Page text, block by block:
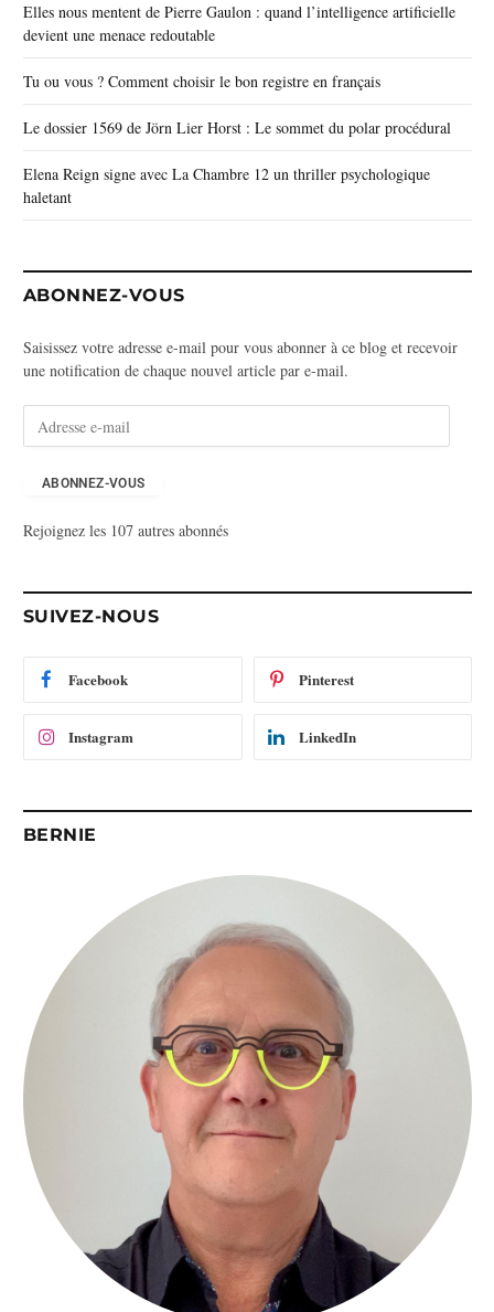
Elles nous mentent de Pierre Gaulon : quand l’intelligence artificielle
devient une menace redoutable
Tu ou vous ? Comment choisir le bon registre en français
Le dossier 1569 de Jörn Lier Horst : Le sommet du polar procédural
Elena Reign signe avec La Chambre 12 un thriller psychologique
haletant
ABONNEZ-VOUS
Saisissez votre adresse e-mail pour vous abonner à ce blog et recevoir
une notification de chaque nouvel article par e-mail.
s
m
ABONNEZ-VOUS
Rejoignez les 107 autres abonnés
SUIVEZ-NOUS
Facebook Pinterest
Instagram LinkedIn
BERNIE